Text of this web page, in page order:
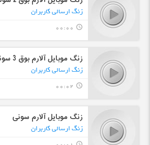
زنگ ارسالی کاربران
query_builder
00:00
زنگ موبایل آلارم بوق 3 سونی
زنگ ارسالی کاربران
query_builder
00:02
زنگ موبایل آلارم سونی
زنگ ارسالی کاربران